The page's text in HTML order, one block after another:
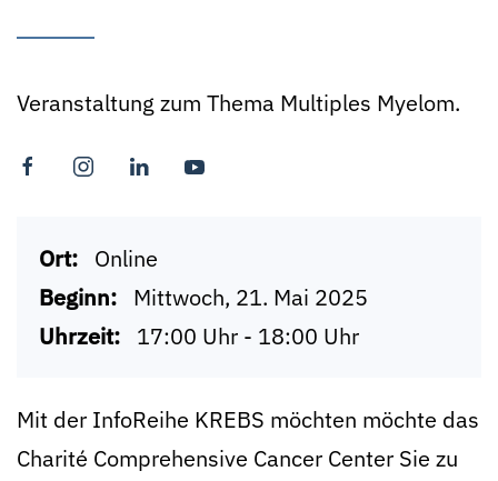
Veranstaltung zum Thema Multiples Myelom.
Ort: Online
Beginn: Mittwoch, 21. Mai 2025
Uhrzeit: 17:00 Uhr - 18:00 Uhr
Mit der InfoReihe KREBS möchten möchte das
Charité Comprehensive Cancer Center Sie zu